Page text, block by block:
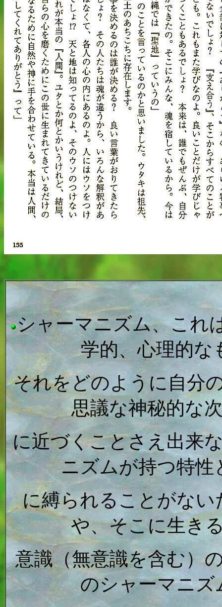
シャーマニズム、これ
学的、心理的な
それをどのように自分
思議な神秘的な
に近づくことさえ出来
ニズムが持つ特性
に縛られることがな
や、そこに生き
意識（無意識を含む）
のシャーマニズ